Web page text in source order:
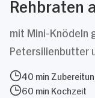
Rehbraten
mit Mini-Knödeln
Petersilienbutter
40 min
60 min Kochzeit